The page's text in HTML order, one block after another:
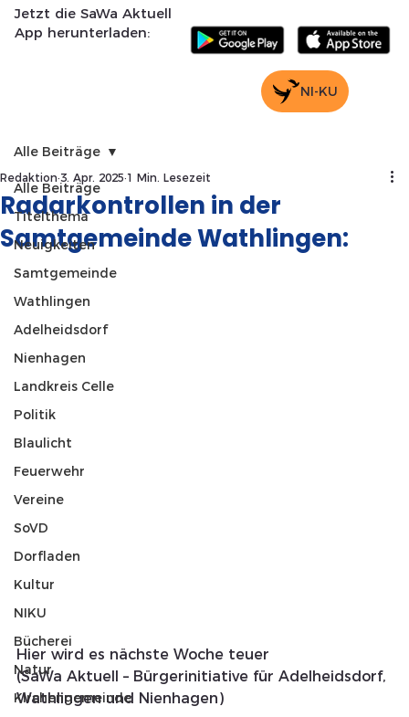
Jetzt die SaWa Aktuell
App herunterladen:
NI-KU
Alle Beiträge
Titelthema
Neuigkeiten
Samtgemeinde
Wathlingen
Adelheidsdorf
Nienhagen
Landkreis Celle
Politik
Blaulicht
Feuerwehr
Vereine
SoVD
Dorfladen
Kultur
NIKU
Bücherei
Natur
Kirchengemeinde
Alle Beiträge
Radarkontrollen in der
Samtgemeinde Wathlingen:
Redaktion 3. Apr. 2025 1 Min. Lesezeit
Hier wird es nächste Woche teuer
(SaWa Aktuell – Bürgerinitiative für Adelheidsdorf,
Wathlingen und Nienhagen)